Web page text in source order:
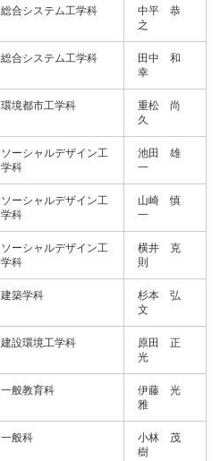
総合システム工学科
中平 恭
之
総合システム工学科
田中 和
幸
環境都市工学科
重松 尚
久
ソーシャルデザイン工
学科
池田 雄
一
ソーシャルデザイン工
学科
山崎 慎
一
ソーシャルデザイン工
学科
横井 克
則
建築学科
杉本 弘
文
建設環境工学科
原田 正
光
一般教育科
伊藤 光
雅
一般科
小林 茂
樹